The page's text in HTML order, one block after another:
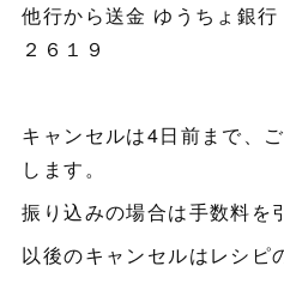
他行から送金 ゆうちょ銀
２６１９
キャンセルは4日前まで、
します。
振り込みの場合は手数料を
以後のキャンセルはレシピ